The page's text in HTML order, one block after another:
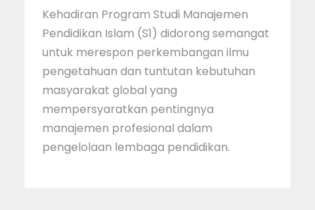
Kehadiran Program Studi Manajemen
Pendidikan Islam (S1) didorong semangat
untuk merespon perkembangan ilmu
pengetahuan dan tuntutan kebutuhan
masyarakat global yang
mempersyaratkan pentingnya
manajemen profesional dalam
pengelolaan lembaga pendidikan.